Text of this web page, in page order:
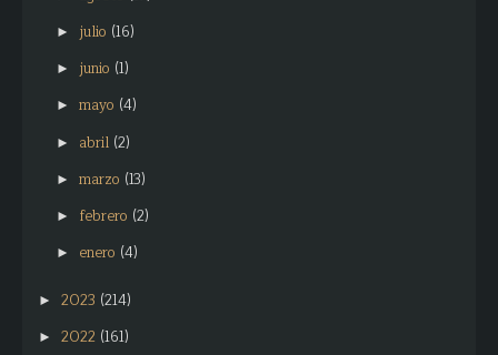
► julio (16)
► junio (1)
► mayo (4)
► abril (2)
► marzo (13)
► febrero (2)
► enero (4)
► 2023 (214)
► 2022 (161)